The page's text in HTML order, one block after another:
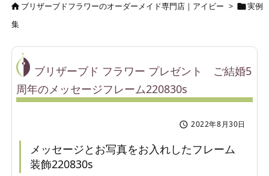
検索
ブリザーブドフラワーのオーダーメイド専門店｜アイビー > 実例
集
ブリザーブド フラワー プレゼント ご結婚5
周年のメッセージフレーム220830s
 2022年8月30日
メッセージとお写真をお入れしたフレーム
装飾220830s